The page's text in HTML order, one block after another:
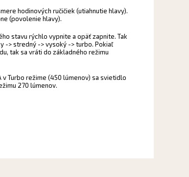
hodinových ručičiek (utiahnutie hlavy).
(povolenie hlavy).
stavu rýchlo vypnite a opäť zapnite. Tak
-> stredný -> vysoký -> turbo. Pokiaľ
tak sa vráti do základného režimu
v Turbo režime (450 lúmenov) sa svietidlo
270 lúmenov.